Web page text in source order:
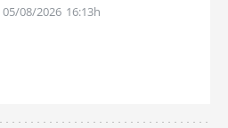
05/08/2026 16:13h